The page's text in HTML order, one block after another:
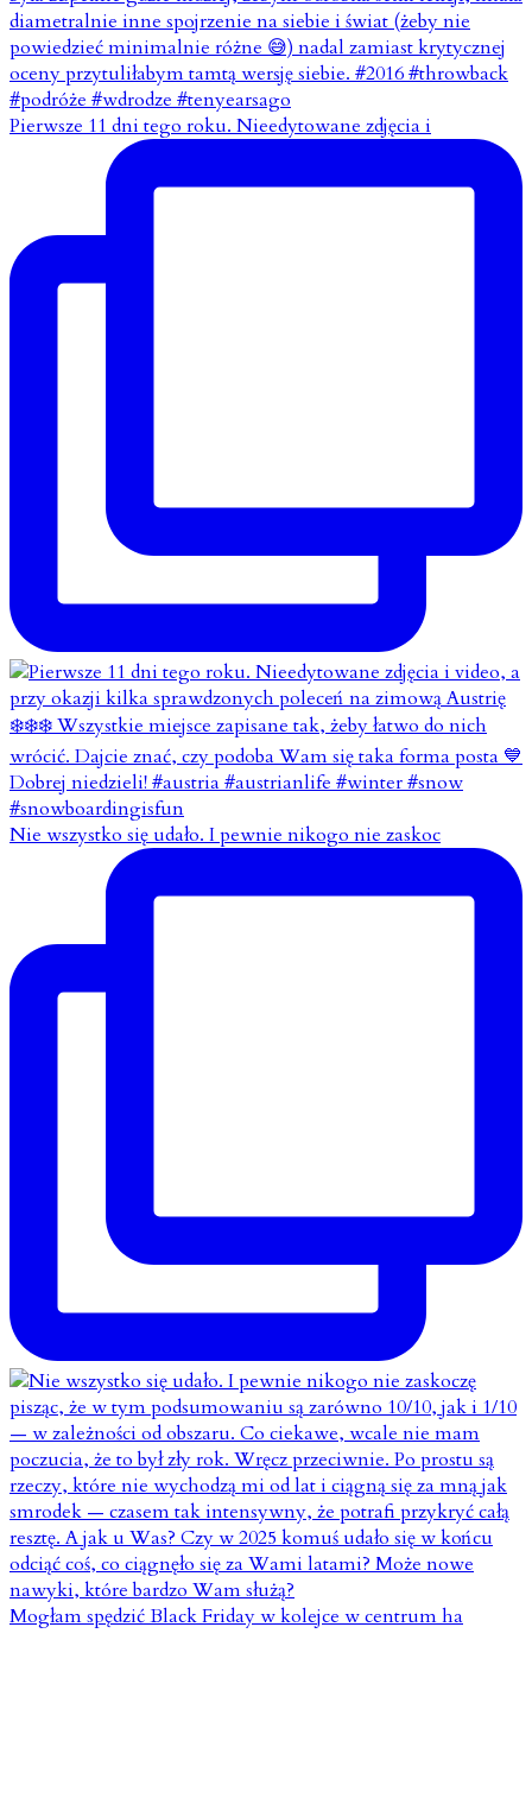
Pierwsze 11 dni tego roku. Nieedytowane zdjęcia i
Nie wszystko się udało. I pewnie nikogo nie zaskoc
Mogłam spędzić Black Friday w kolejce w centrum ha